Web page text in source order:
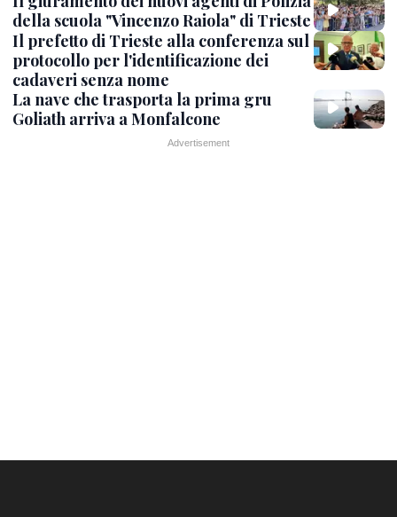
della scuola "Vincenzo Raiola" di Trieste
Il prefetto di Trieste alla conferenza sul
protocollo per l'identificazione dei
cadaveri senza nome
La nave che trasporta la prima gru
Goliath arriva a Monfalcone